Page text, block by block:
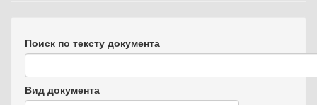
Поиск по тексту документа
Вид документа